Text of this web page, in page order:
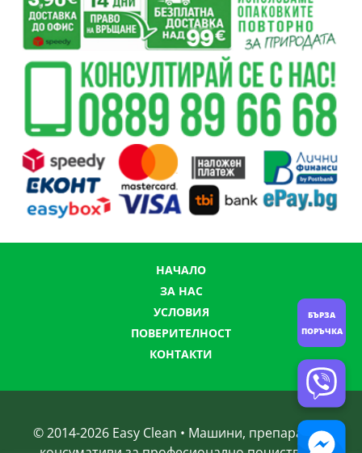
НАЧАЛО
ЗА НАС
УСЛОВИЯ
ПОВЕРИТЕЛНОСТ
КОНТАКТИ
© 2014-2026 Easy Clean • Машини, препарати и
БЪРЗА
ПОРЪЧКА